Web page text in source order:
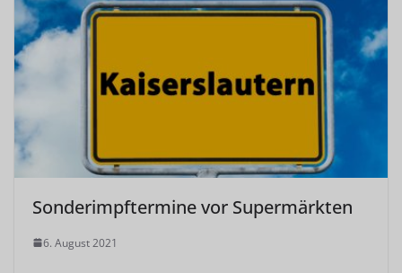
Sonderimpftermine vor Supermärkten
6. August 2021